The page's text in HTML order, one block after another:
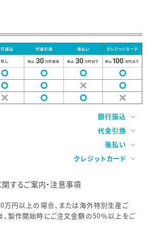
銀行振込
代金引換
後払い
クレジットカード
するご案内・注意事項
万円以上の場合、または海外特別生産ご
、製作開始時にご注文金額の50％以上をご